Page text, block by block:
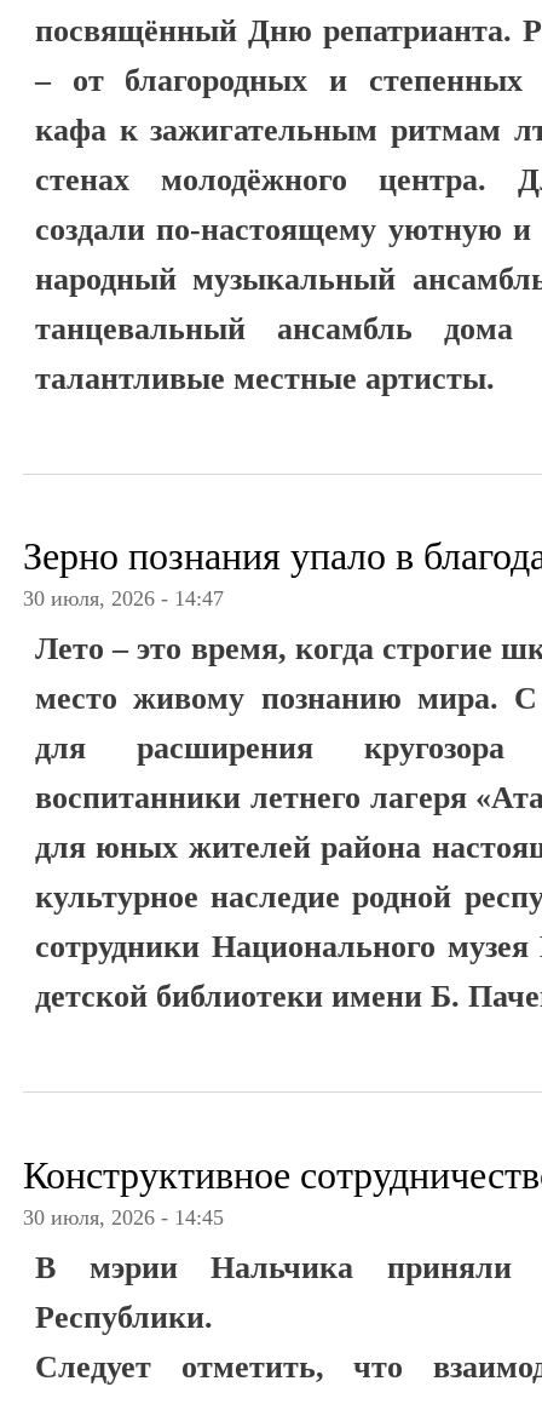
посвящённый Дню репатрианта.
– от благородных и степенных
кафа к зажигательным ритмам
стенах молодёжного центра.
создали по-настоящему уютную
народный музыкальный
танцевальный ансамбль
талантливые местные артисты.
Зерно познания упало в
30 июля, 2026 - 14:47
Лето – это время, когда строгие
место живому познанию мира. С
для расширения
воспитанники летнего лагеря
для юных жителей района
культурное наследие родной
сотрудники Национального
детской библиотеки имени Б.
Конструктивное
30 июля, 2026 - 14:45
В мэрии Нальчика приняли
Республики.
Следует отметить, что